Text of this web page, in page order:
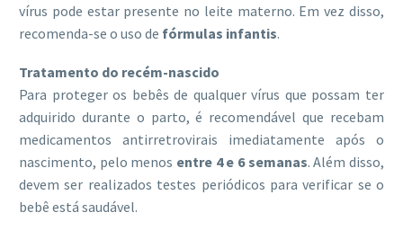
vírus pode estar presente no leite materno. Em vez disso,
recomenda-se o uso de fórmulas infantis.
Tratamento do recém-nascido
Para proteger os bebês de qualquer vírus que possam ter
adquirido durante o parto, é recomendável que recebam
medicamentos antirretrovirais imediatamente após o
nascimento, pelo menos entre 4 e 6 semanas. Além disso,
devem ser realizados testes periódicos para verificar se o
bebê está saudável.